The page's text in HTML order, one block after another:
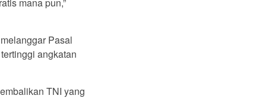
mana pun,”
Pasal
angkatan
TNI yang